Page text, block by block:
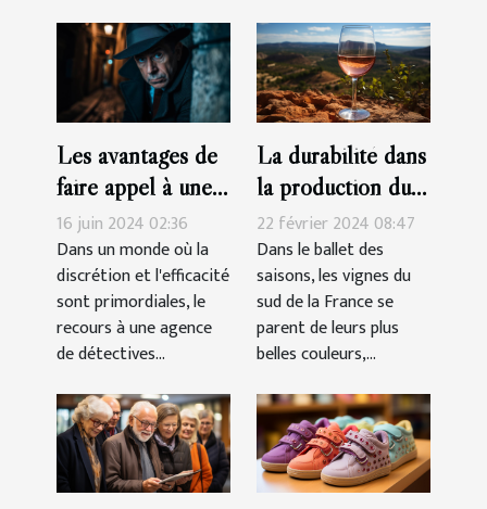
Les avantages de
faire appel à une
agence de
détectives privés
agréée pour des
enquêtes discrètes
et efficaces
16 juin 2024 02:36
Dans un monde où la
discrétion et l'efficacité
sont primordiales, le
recours à une agence
de détectives...
La durabilité dans
la production du
vin rosé Côtes-
de-Provence
22 février 2024 08:47
Dans le ballet des
saisons, les vignes du
sud de la France se
parent de leurs plus
belles couleurs,...